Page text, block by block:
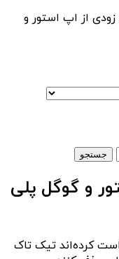
از اپ استور و
و گوگل پلی
کرده‌اند تیک تاک